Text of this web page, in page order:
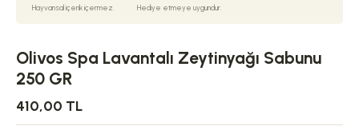
Hayvansal içerik içermez. Hediye etmeye uygundur.
Olivos Spa Lavantalı Zeytinyağı Sabunu
250 GR
410,00 TL